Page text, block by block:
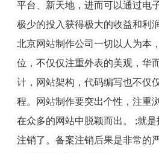
平台、新天地，进而可以通过电
极少的投入获得极大的收益和利润
北京网站制作公司一切以人为本
位，不仅仅注重外表的美观，华
计，网站架构，代码编写也不仅
程。网站制作要突出个性，注重
在众多的网站中脱颖而出。
;就
注销了。备案注销后果是非常的